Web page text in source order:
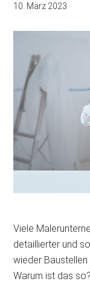
10. März 2023
Viele
detaillierter und
wieder
Warum ist das